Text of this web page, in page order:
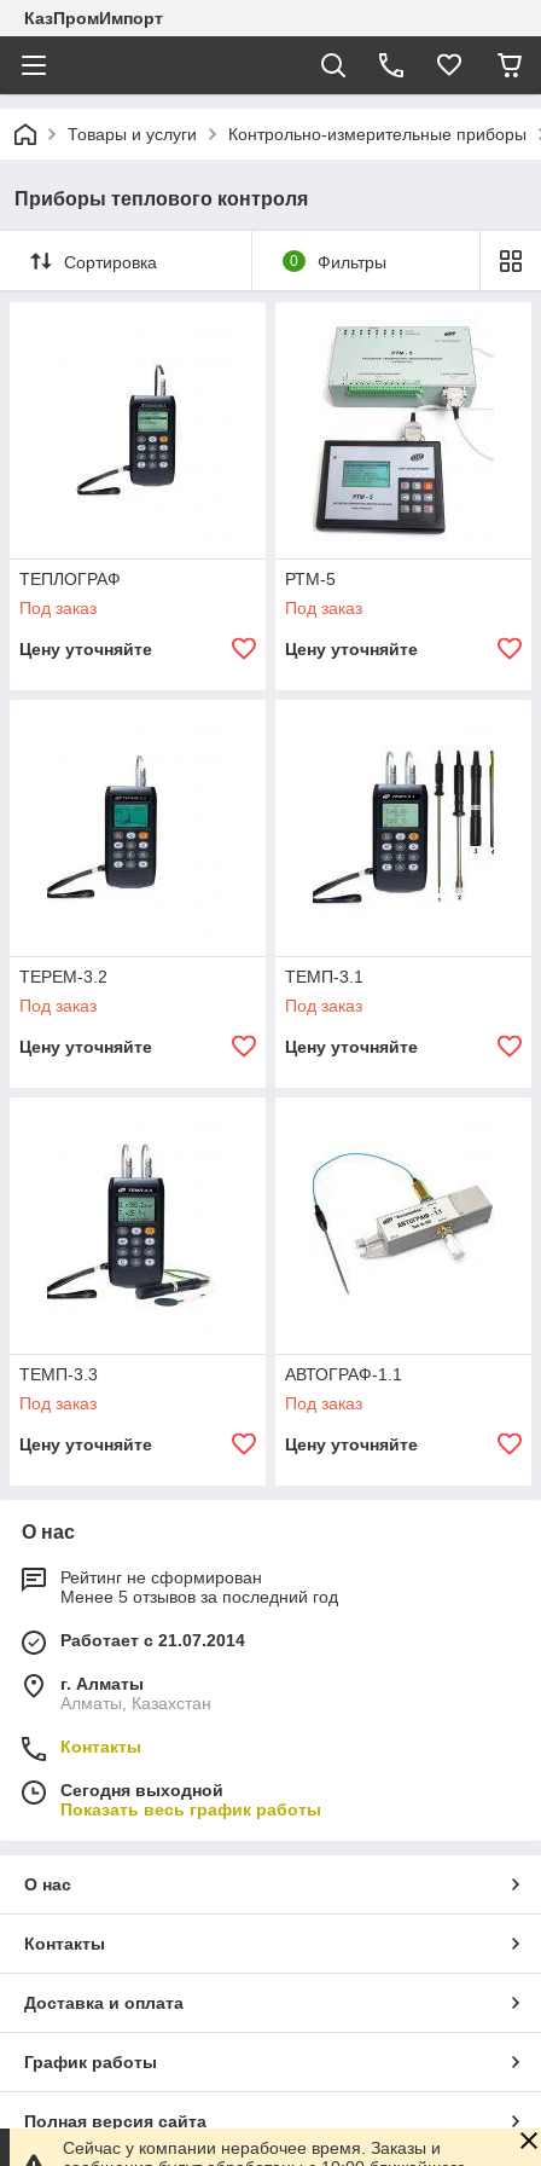
КазПромИмпорт
Товары и услуги Контрольно-измерительные приборы
Приборы теплового контроля
Сортировка 0 Фильтры
ТЕПЛОГРАФ
Под заказ
Цену уточняйте
РТМ-5
Под заказ
Цену уточняйте
ТЕРЕМ-3.2
Под заказ
Цену уточняйте
ТЕМП-3.1
Под заказ
Цену уточняйте
ТЕМП-3.3
Под заказ
Цену уточняйте
АВТОГРАФ-1.1
Под заказ
Цену уточняйте
О нас
Рейтинг не сформирован
Менее 5 отзывов за последний год
Работает с 21.07.2014
г. Алматы
Алматы, Казахстан
Контакты
Сегодня выходной
Показать весь график работы
О нас
Контакты
Доставка и оплата
График работы
Полная версия сайта
Сейчас у компании нерабочее время. Заказы и